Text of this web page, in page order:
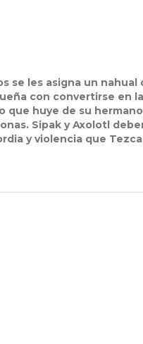
se les asigna un nahual
con convertirse en
huye de su
Sipak y Axolotl
y violencia que